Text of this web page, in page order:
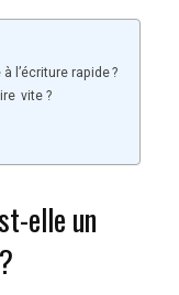
l’écriture rapide ?
vite ?
elle un